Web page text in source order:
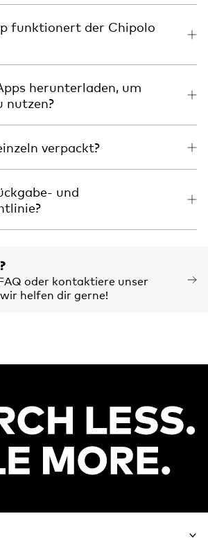
funktionert der Chipolo
herunterladen, um
nutzen?
verpackt?
und
oder kontaktiere unser
helfen dir gerne!